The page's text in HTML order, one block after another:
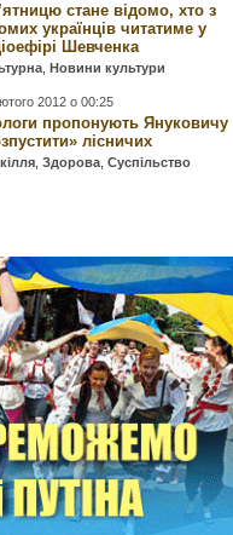
стане відомо, хто з
українців читатиме у
Шевченка
,Новини культури
2012 о 00:25
пропонують Януковичу
лісничих
,Здорова ,Суспільство